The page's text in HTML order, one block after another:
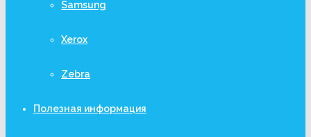
Samsung
Xerox
Zebra
Полезная информация